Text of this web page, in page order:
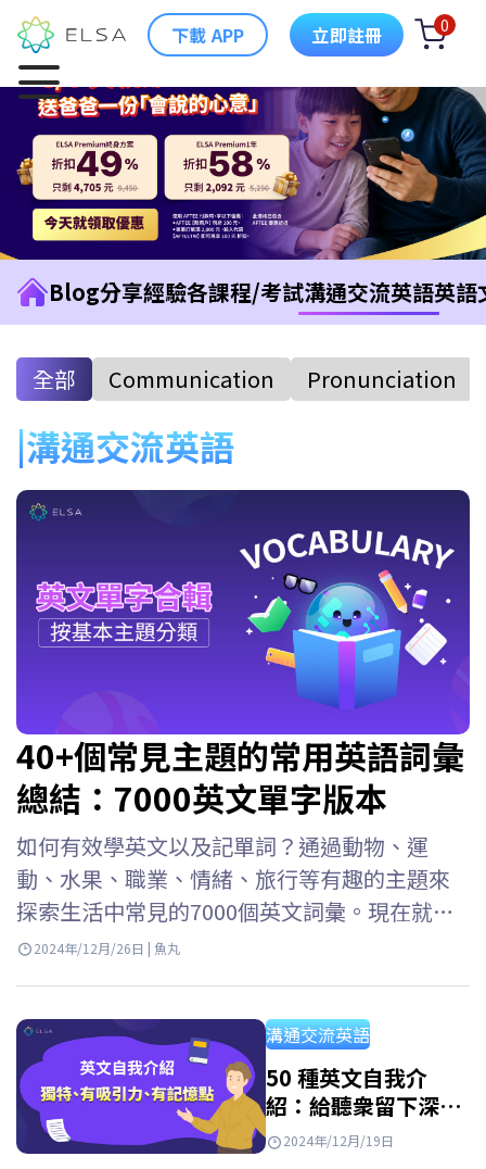
下載 APP 立即註冊 0
Blog分享經驗各課程/考試溝通交流英語英語
全部 Communication Pronunciation
溝通交流英語
40+個常見主題的常用英語詞彙
總結：7000英文單字版本
如何有效學英文以及記單詞？通過動物、運
動、水果、職業、情緒、旅行等有趣的主題來
探索生活中常見的7000個英文詞彙。現在就跟
ELSA Speak 一起來了解吧！ 按主題學習英語詞
有詞彙就無法傳達訊息）。這顯示詞彙是語言
學習的基本要素。…
2024年/12月/26日 | 魚丸
溝通交流英語
50 種英文自我介
紹：給聽衆留下深刻
且獨特的印象
2024年/12月/19日